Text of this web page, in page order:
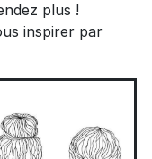
plus !
inspirer par